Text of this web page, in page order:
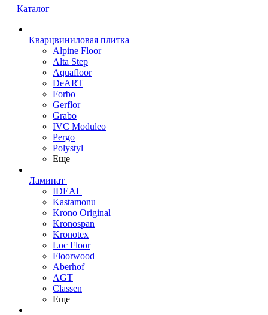
Каталог
Кварцвиниловая плитка
Alpine Floor
Alta Step
Aquafloor
DeART
Forbo
Gerflor
Grabo
IVC Moduleo
Pergo
Polystyl
Еще
Ламинат
IDEAL
Kastamonu
Krono Original
Kronospan
Kronotex
Loc Floor
Floorwood
Aberhof
AGT
Classen
Еще